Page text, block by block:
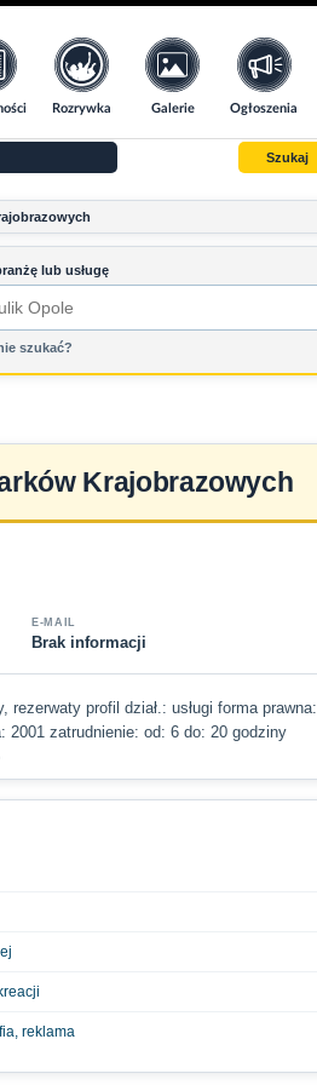
Rozrywka Galerie Ogłoszenia
Szukaj
lub usługę
szukać?
Krajobrazowych
E-MAIL
Brak informacji
profil dział.: usługi forma prawna:
2001 zatrudnienie: od: 6 do: 20 godziny
reklama